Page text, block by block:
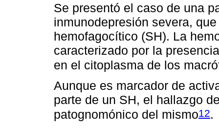
Se presentó el caso de una
inmunodepresión severa,
hemofagocítico (SH). La
caracterizado por la
en el citoplasma de los
Aunque es marcador de
parte de un SH, el hallazgo
patognomónico del mismo12.